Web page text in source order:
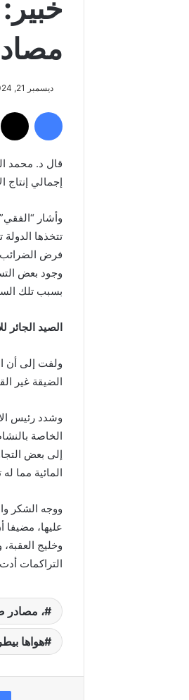
ديسمبر 21, 2024
فيسبوك
إجمالي
وأشار
تتخذها
فرض الضرائب
وجود بعض
بسبب تلك
الصيد الجائر
ولفت إلى أن
الضيقة غير
وشدد رئيس
الخاصة
إلى بعض
المائية مما
ووجه الشكر
عليها،
وخليج
التراكمات
، مصادر
هواها